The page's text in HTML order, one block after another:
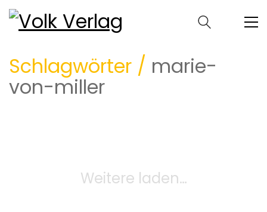
Schlagwörter / marie-
von-miller
Weitere laden…